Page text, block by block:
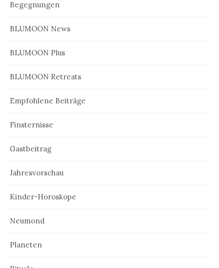
Begegnungen
BLUMOON News
BLUMOON Plus
BLUMOON Retreats
Empfohlene Beiträge
Finsternisse
Gastbeitrag
Jahresvorschau
Kinder-Horoskope
Neumond
Planeten